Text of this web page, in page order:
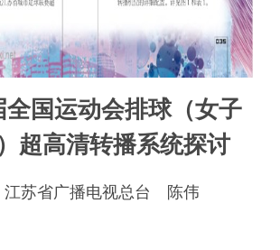
国运动会排球（女子
超高清转播系统探讨
江苏省广播电视总台 陈伟